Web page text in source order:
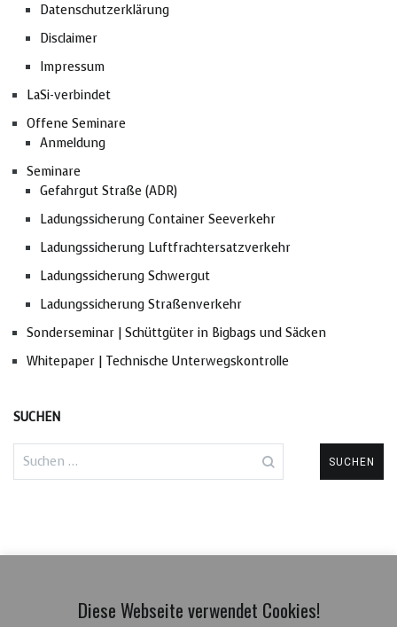
Datenschutzerklärung
Disclaimer
Impressum
LaSi-verbindet
Offene Seminare
Anmeldung
Seminare
Gefahrgut Straße (ADR)
Ladungssicherung Container Seeverkehr
Ladungssicherung Luftfrachtersatzverkehr
Ladungssicherung Schwergut
Ladungssicherung Straßenverkehr
Sonderseminar | Schüttgüter in Bigbags und Säcken
Whitepaper | Technische Unterwegskontrolle
SUCHEN
Suchen
nach:
Diese Webseite verwendet Cookies!